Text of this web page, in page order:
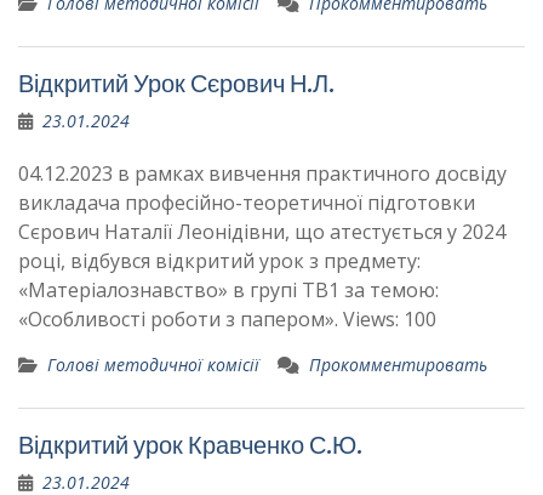
Відкритий Урок Сєрович Н.Л.
23.01.2024
04.12.2023 в рамках вивчення практичного досвіду
викладача професійно-теоретичної підготовки
Сєрович Наталії Леонідівни, що атестується у 2024
році, відбувся відкритий урок з предмету:
«Матеріалознавство» в групі ТВ1 за темою:
«Особливості роботи з папером». Views: 100
Голові методичної комісії Прокомментировать
Відкритий урок Кравченко С.Ю.
23.01.2024